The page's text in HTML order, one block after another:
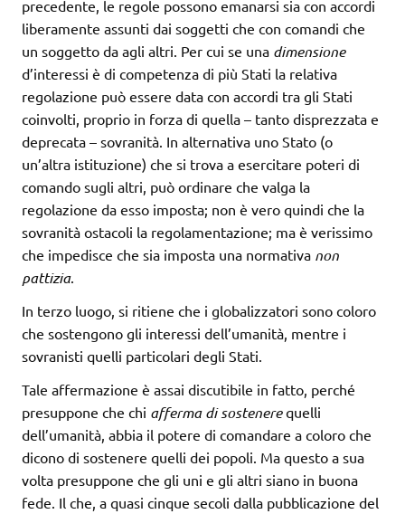
precedente, le regole possono emanarsi sia con accordi
liberamente assunti dai soggetti che con comandi che
un soggetto da agli altri. Per cui se una dimensione
d’interessi è di competenza di più Stati la relativa
regolazione può essere data con accordi tra gli Stati
coinvolti, proprio in forza di quella – tanto disprezzata e
deprecata – sovranità. In alternativa uno Stato (o
un’altra istituzione) che si trova a esercitare poteri di
comando sugli altri, può ordinare che valga la
regolazione da esso imposta; non è vero quindi che la
sovranità ostacoli la regolamentazione; ma è verissimo
che impedisce che sia imposta una normativa non
pattizia.
In terzo luogo, si ritiene che i globalizzatori sono coloro
che sostengono gli interessi dell’umanità, mentre i
sovranisti quelli particolari degli Stati.
Tale affermazione è assai discutibile in fatto, perché
presuppone che chi afferma di sostenerequelli
dell’umanità, abbia il potere di comandare a coloro che
dicono di sostenere quelli dei popoli. Ma questo a sua
volta presuppone che gli uni e gli altri siano in buona
fede. Il che, a quasi cinque secoli dalla pubblicazione del